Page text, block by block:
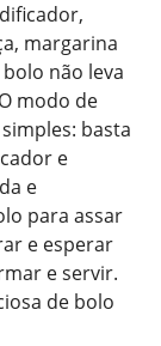
margarina
não leva
modo de
basta
e
e
para assar
e esperar
e servir.
de bolo